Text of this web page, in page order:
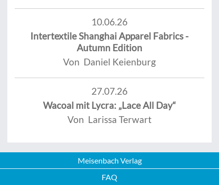
10.06.26
Intertextile Shanghai Apparel Fabrics -
Autumn Edition
Von Daniel Keienburg
27.07.26
Wacoal mit Lycra: „Lace All Day“
Von Larissa Terwart
Meisenbach Verlag
FAQ